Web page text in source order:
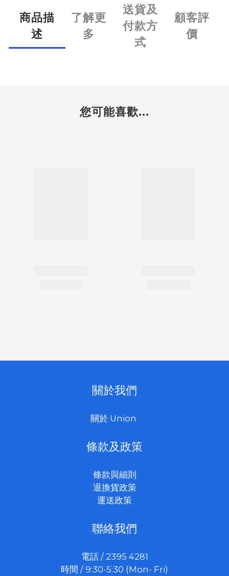
商品描
述
了解更
多
送貨及
付款方
式
顧客評
價
您可能喜歡...
關於我們
關於 Union
條款及政策
條款與細則
退換貨政策
運送政策
聯絡我們
電話 / 2395 4281
時間 / 9:30-5:30 (Mon- Fri)